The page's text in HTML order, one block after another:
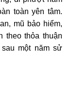
toàn yên tâm.
mũ bảo hiểm,
theo thỏa thuận
một năm sử